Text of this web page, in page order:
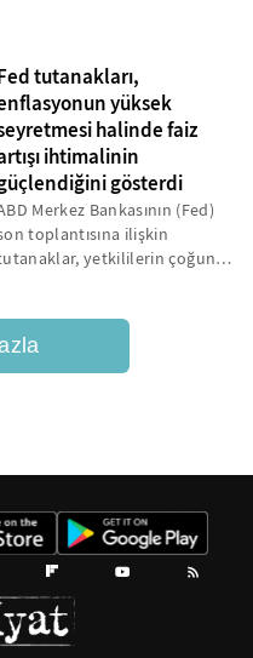
tutanakları,
yüksek
halinde faiz
ihtimalinin
gösterdi
Merkez Bankasının (Fed)
toplantısına ilişkin
yetkililerin çoğunun